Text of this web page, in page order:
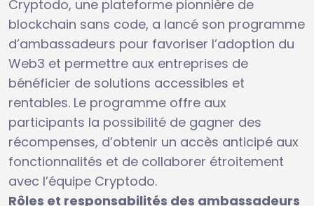
Cryptodo, une plateforme pionnière de
blockchain sans code, a lancé son programme
d’ambassadeurs pour favoriser l’adoption du
Web3 et permettre aux entreprises de
bénéficier de solutions accessibles et
rentables. Le programme offre aux
participants la possibilité de gagner des
récompenses, d’obtenir un accès anticipé aux
fonctionnalités et de collaborer étroitement
avec l’équipe Cryptodo.
Rôles et responsabilités des ambassadeurs